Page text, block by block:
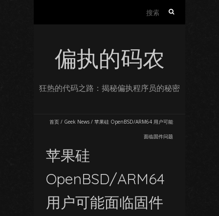
偏执的码农
狂热的代码之路：揭秘偏执程序员的秘密
首页 / Geek News / 苹果硅 OpenBSD/ARM64 用户可能
面临固件问题
苹果硅
OpenBSD/ARM64
用户可能面临固件